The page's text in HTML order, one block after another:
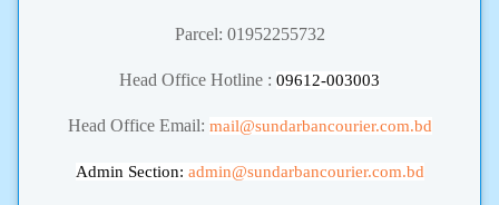
Parcel: 01952255732
Head Office Hotline : 09612-003003
Head Office Email: mail@sundarbancourier.com.bd
Admin Section: admin@sundarbancourier.com.bd